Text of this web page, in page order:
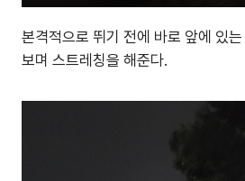
본격적으로 뛰기 전에 바로 앞에 있는
보며 스트레칭을 해준다.